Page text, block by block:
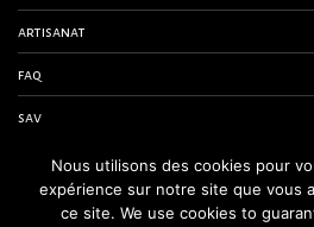
artisanat
faq
sav
contactez-nous
conditions générales de vente
Nous utilisons des cookies pour
expérience sur notre site que vous
ce site. We use cookies to